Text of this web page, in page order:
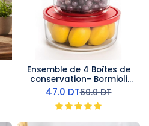
Ensemble de 4 Boîtes de
conservation- Bormioli
Rocco
47.0 DT60.0DT